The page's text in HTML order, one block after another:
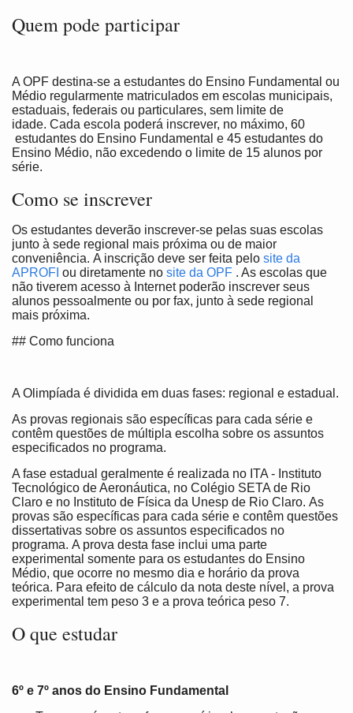
Quem pode participar
A OPF destina-se a estudantes do Ensino Fundamental ou
Médio regularmente matriculados em escolas municipais,
estaduais, federais ou particulares, sem limite de
idade. Cada escola poderá inscrever, no máximo, 60
estudantes do Ensino Fundamental e 45 estudantes do
Ensino Médio, não excedendo o limite de 15 alunos por
série.
Como se inscrever
Os estudantes deverão inscrever-se pelas suas escolas
junto à sede regional mais próxima ou de maior
conveniência. A inscrição deve ser feita pelo site da
APROFI ou diretamente no site da OPF . As escolas que
não tiverem acesso à Internet poderão inscrever seus
alunos pessoalmente ou por fax, junto à sede regional
mais próxima.
## Como funciona
A Olimpíada é dividida em duas fases: regional e estadual.
As provas regionais são específicas para cada série e
contêm questões de múltipla escolha sobre os assuntos
especificados no programa.
A fase estadual geralmente é realizada no ITA - Instituto
Tecnológico de Aeronáutica, no Colégio SETA de Rio
Claro e no Instituto de Física da Unesp de Rio Claro. As
provas são específicas para cada série e contêm questões
dissertativas sobre os assuntos especificados no
programa. A prova desta fase inclui uma parte
experimental somente para os estudantes do Ensino
Médio, que ocorre no mesmo dia e horário da prova
teórica. Para efeito de cálculo da nota deste nível, a prova
experimental tem peso 3 e a prova teórica peso 7.
O que estudar
6º e 7º anos do Ensino Fundamental